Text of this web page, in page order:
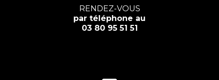
RENDEZ-VOUS
par téléphone au
03 80 95 51 51